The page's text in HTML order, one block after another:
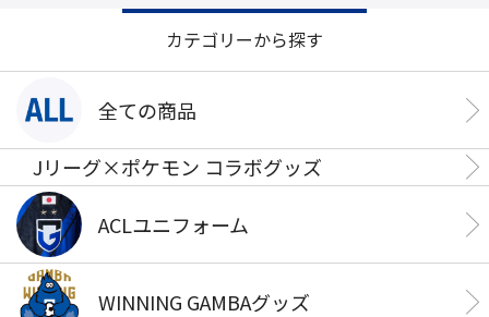
カテゴリーから探す
全ての商品
Jリーグ×ポケモン コラボグッズ
ACLユニフォーム
WINNING GAMBAグッズ